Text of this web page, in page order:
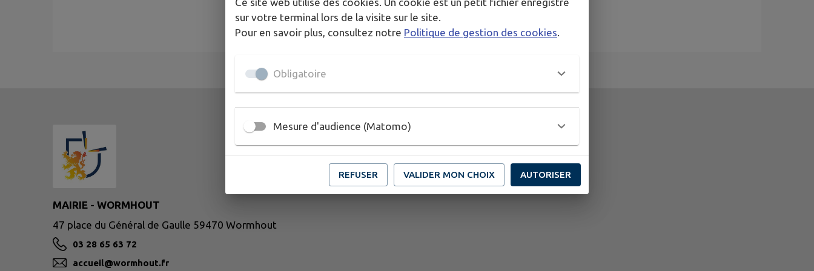
MAIRIE - WORMHOUT
47 place du Général de Gaulle 59470 Wormhout
03 28 65 63 72
accueil@wormhout.fr
sur votre terminal lors de la visite sur le site.
Pour en savoir plus, consultez notre Politique de gestion des cookies
Obligatoire
Mesure d'audience (Matomo)
REFUSER VALIDER MON CHOIX AUTORISER